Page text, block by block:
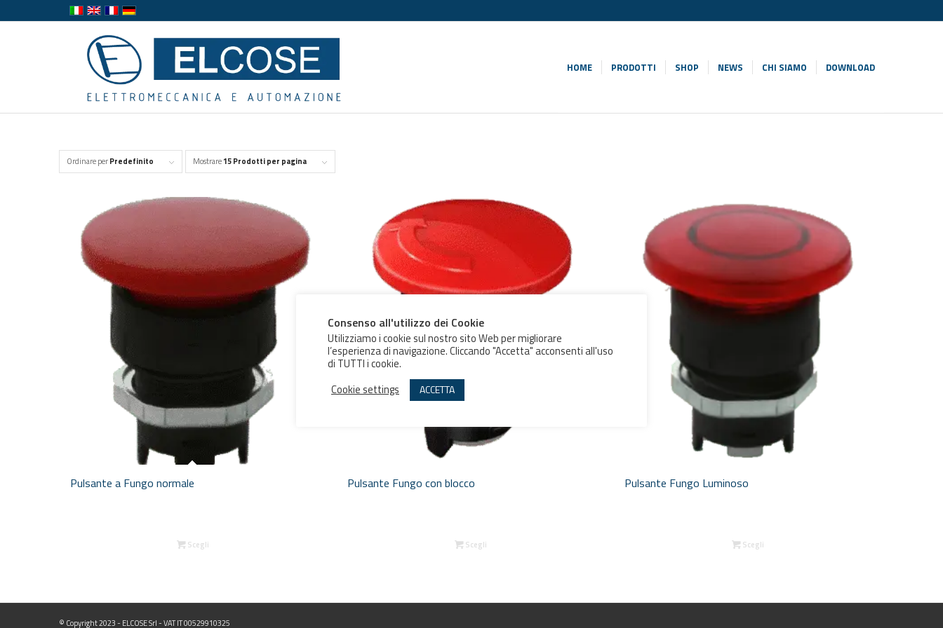
HOME PRODOTTI SHOP NEWS CHI SIAMO DOWNLOAD
Ordinare perPredefinito Mostrare15 Prodotti per pagina
Pulsante a Fungo normale
Scegli
Pulsante Fungo con blocco
Scegli
Pulsante Fungo Luminoso
Scegli
© Copyright 2023 - ELCOSE Srl - VAT IT 00529910325
Consenso all'utilizzo dei Cookie
Utilizziamo i cookie sul nostro sito Web per migliorare
l’esperienza di navigazione. Cliccando "Accetta" acconsenti all'uso
di TUTTI i cookie.
Cookie settings
ACCETTA